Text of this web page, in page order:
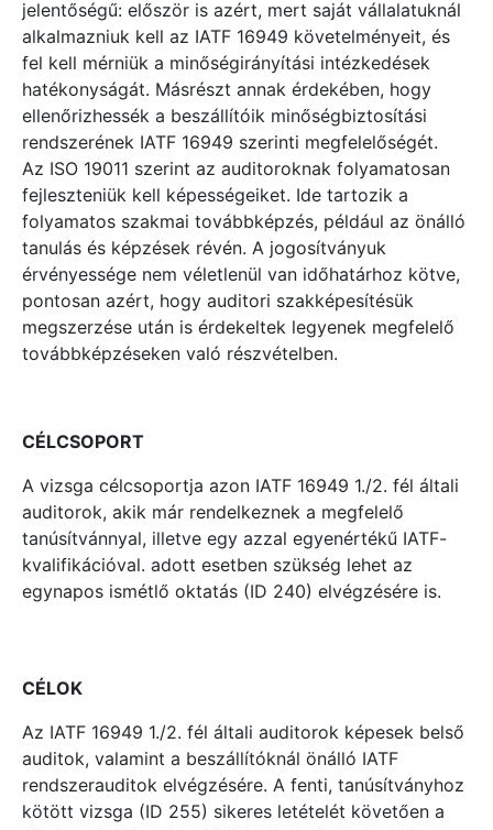
jelentőségű: először is azért, mert saját vállalatuknál
alkalmazniuk kell az IATF 16949 követelményeit, és
fel kell mérniük a minőségirányítási intézkedések
hatékonyságát. Másrészt annak érdekében, hogy
ellenőrizhessék a beszállítóik minőségbiztosítási
rendszerének IATF 16949 szerinti megfelelőségét.
Az ISO 19011 szerint az auditoroknak folyamatosan
fejleszteniük kell képességeiket. Ide tartozik a
folyamatos szakmai továbbképzés, például az önálló
tanulás és képzések révén. A jogosítványuk
érvényessége nem véletlenül van időhatárhoz kötve,
pontosan azért, hogy auditori szakképesítésük
megszerzése után is érdekeltek legyenek megfelelő
továbbképzéseken való részvételben.
CÉLCSOPORT
A vizsga célcsoportja azon IATF 16949 1./2. fél általi
auditorok, akik már rendelkeznek a megfelelő
tanúsítvánnyal, illetve egy azzal egyenértékű IATF-
kvalifikációval. adott esetben szükség lehet az
egynapos ismétlő oktatás (ID 240) elvégzésére is.
CÉLOK
Az IATF 16949 1./2. fél általi auditorok képesek belső
auditok, valamint a beszállítóknál önálló IATF
rendszerauditok elvégzésére. A fenti, tanúsítványhoz
kötött vizsga (ID 255) sikeres letételét követően a